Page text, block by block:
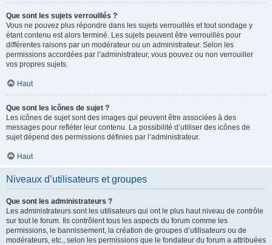
Que sont les sujets verrouillés ?
Vous ne pouvez plus répondre dans les sujets verrouillés et tout sondage y
étant contenu est alors terminé. Les sujets peuvent être verrouillés pour
différentes raisons par un modérateur ou un administrateur. Selon les
permissions accordées par l’administrateur, vous pouvez ou non verrouiller
vos propres sujets.
Haut
Que sont les icônes de sujet ?
Les icônes de sujet sont des images qui peuvent être associées à des
messages pour refléter leur contenu. La possibilité d’utiliser des icônes de
sujet dépend des permissions définies par l’administrateur.
Haut
Niveaux d’utilisateurs et groupes
Que sont les administrateurs ?
Les administrateurs sont les utilisateurs qui ont le plus haut niveau de contrôle
sur tout le forum. Ils contrôlent tous les aspects du forum comme les
permissions, le bannissement, la création de groupes d’utilisateurs ou de
modérateurs, etc., selon les permissions que le fondateur du forum a attribuées